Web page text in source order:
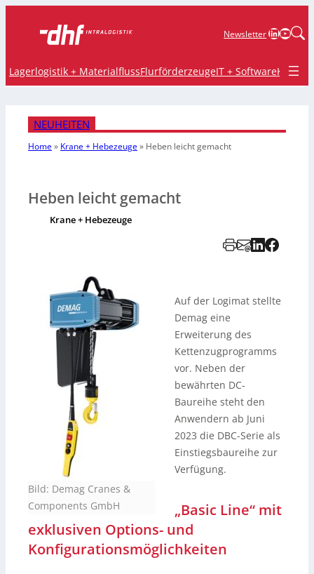
NewsletterLinkedIn
Lagerlogistik + MaterialflussFlurförderzeugeIT + SoftwareKrane
NEUHEITEN
Home» Krane + Hebezeuge» Heben leicht gemacht
Heben leicht gemacht
Krane + Hebezeuge
Bild: Demag Cranes &
Components GmbH
Auf der Logimat stellte
Demag eine
Erweiterung des
Kettenzugprogramms
vor. Neben der
bewährten DC-
Baureihe steht den
Anwendern ab Juni
2023 die DBC-Serie als
Einstiegsbaureihe zur
Verfügung.
„Basic Line“ mit
exklusiven Options- und
Konfigurationsmöglichkeiten